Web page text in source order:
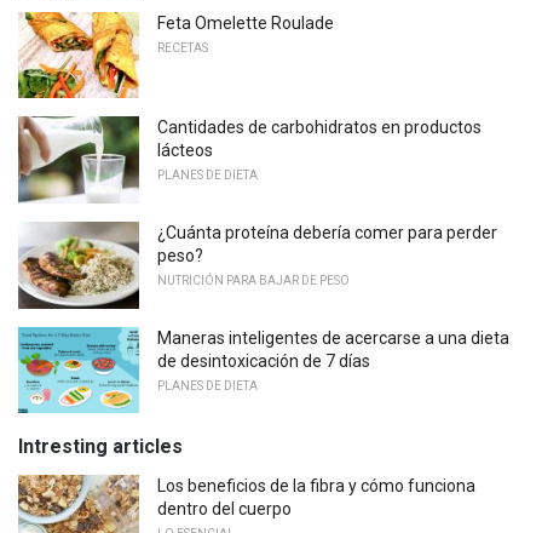
Feta Omelette Roulade
RECETAS
Cantidades de carbohidratos en productos
lácteos
PLANES DE DIETA
¿Cuánta proteína debería comer para perder
peso?
NUTRICIÓN PARA BAJAR DE PESO
Maneras inteligentes de acercarse a una dieta
de desintoxicación de 7 días
PLANES DE DIETA
Intresting articles
Los beneficios de la fibra y cómo funciona
dentro del cuerpo